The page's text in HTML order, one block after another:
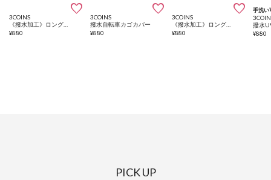

3COINS
¥880

3COINS
撥水自転車カゴカバー
¥880

3COINS
《撥水加工》ロングシューズカバー：L
¥880
手洗い
¥880
PICK UP